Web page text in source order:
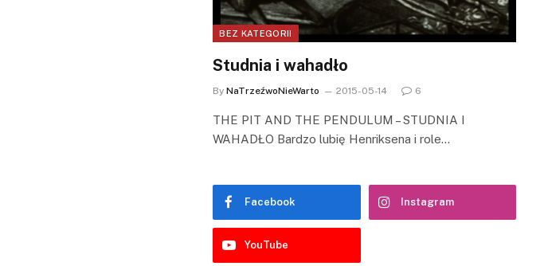
BEZ KATEGORII
Studnia i wahadło
By NaTrzeźwoNieWarto 2015-05-14 6
THE PIT AND THE PENDULUM – STUDNIA I
WAHADŁO Bardzo lubię Henriksena i role…
Facebook Instagram
YouTube